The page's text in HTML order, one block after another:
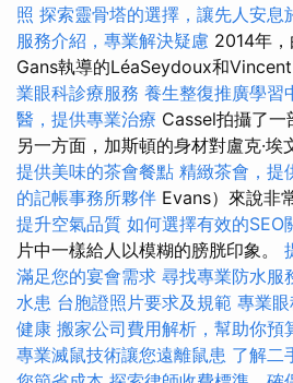
照 探索靈骨塔的選擇，讓先人安息
服務介紹，專業解決疑慮 2014年
Gans執導的LéaSeydoux和Vincent
業眼科診療服務 養生整復推廣學習
醫，提供專業治療 Cassel拍攝了一
另一方面，加斯頓的身材對盧克·埃
提供美味的茶會餐點 精緻茶會，提
的記帳事務所夥伴 Evans）來說非
提升空氣品質 如何選擇有效的SEO
片中一樣給人以模糊的膀胱印象。
滿足您的宴會需求 尋找專業防水服
水患 台胞證照片要求及規範 專業
健康 搬家公司費用解析，幫助你預
專業滅鼠技術讓您遠離鼠患 了解二